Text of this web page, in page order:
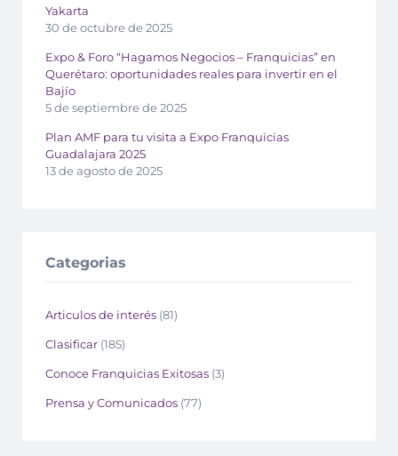
Yakarta
30 de octubre de 2025
Expo & Foro “Hagamos Negocios – Franquicias” en
Querétaro: oportunidades reales para invertir en el
Bajío
5 de septiembre de 2025
Plan AMF para tu visita a Expo Franquicias
Guadalajara 2025
13 de agosto de 2025
Categorias
Articulos de interés (81)
Clasificar (185)
Conoce Franquicias Exitosas (3)
Prensa y Comunicados (77)